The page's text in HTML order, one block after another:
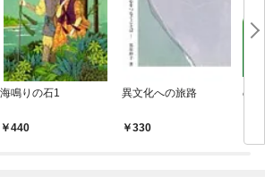
海鳴りの石1
440
異文化への旅路
330
の